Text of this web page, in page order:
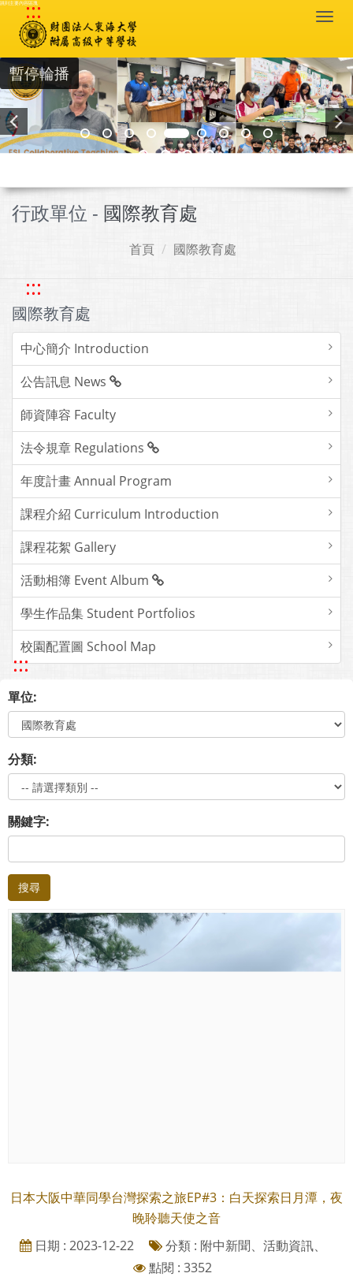
跳到主要內容區塊
:::
暫停輪播
行政單位 - 國際教育處
首頁 國際教育處
:::
國際教育處
中心簡介 Introduction
公告訊息 News
師資陣容 Faculty
法令規章 Regulations
年度計畫 Annual Program
課程介紹 Curriculum Introduction
課程花絮 Gallery
活動相簿 Event Album
學生作品集 Student Portfolios
校園配置圖 School Map
:::
單位:
分類:
關鍵字:
搜尋
日本大阪中華同學台灣探索之旅EP#3：白天探索日月潭，夜
晚聆聽天使之音
日期 : 2023-12-22
分類 : 附中新聞、活動資訊、
點閱 : 3352